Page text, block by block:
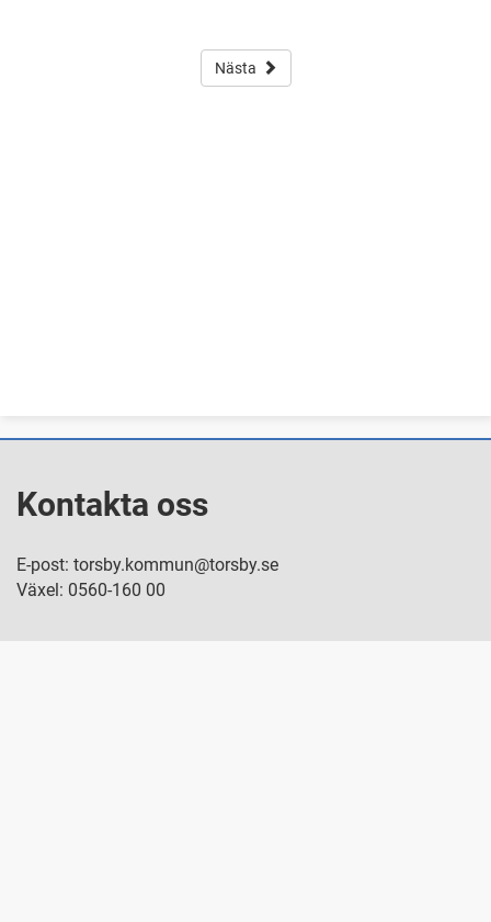
Nästa
Kontakta oss
E-post: torsby.kommun@torsby.se
Växel: 0560-160 00